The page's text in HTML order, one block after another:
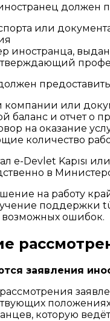
должен
или
предоставить
или
баланс и отчет о
на оказание
количество
e-Devlet Kapısı
в
на работу
поддержки
ошибок.
заявления
которую